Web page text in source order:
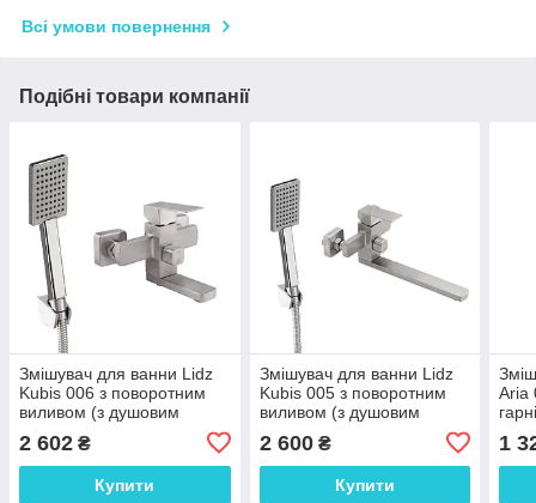
Всі умови повернення
Подібні товари компанії
Змішувач для ванни Lidz
Kubis 006 з поворотним
виливом (з душовим
LDKUB006NKS28536
Nickel
2 602 ₴
Купити
Змішувач для ванни Lidz
Kubis 005 з поворотним
виливом (з душовим
LDKUB005NKS28537
Nickel
2 600₴
Купити
Aria
1